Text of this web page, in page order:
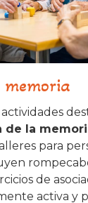
memoria
actividades
de la
para
de
activa y